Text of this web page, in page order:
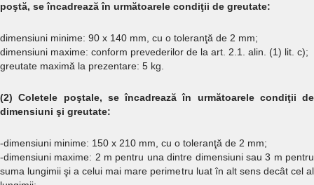
poştă, se încadrează în următoarele condiţii de greutate:
dimensiuni minime: 90 x 140 mm, cu o toleranţă de 2 mm;
dimensiuni maxime: conform prevederilor de la art. 2.1. alin. (1) lit. c);
greutate maximă la prezentare: 5 kg.
(2) Coletele poştale, se încadrează în următoarele condiţii de
dimensiuni şi greutate:
-dimensiuni minime: 150 x 210 mm, cu o toleranţă de 2 mm;
-dimensiuni maxime: 2 m pentru una dintre dimensiuni sau 3 m pentru
suma lungimii şi a celui mai mare perimetru luat în alt sens decât cel al